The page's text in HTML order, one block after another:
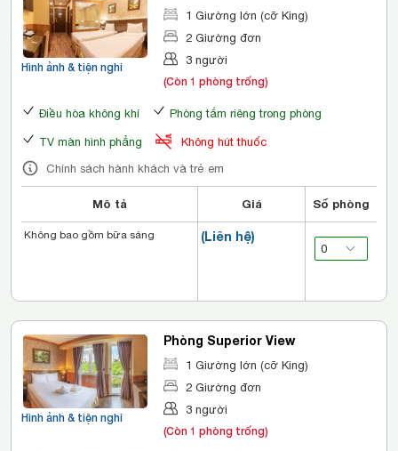
Hình ảnh & tiện nghi
1 Giường lớn (cỡ King)
2 Giường đơn
3 người
(Còn 1 phòng trống)
Điều hòa không khí Phòng tắm riêng trong phòng
TV màn hình phẳng
Không hút thuốc
Chính sách hành khách và trẻ em
Mô tả Giá Số phòng
(Liên hệ)
Không bao gồm bữa sáng
Hình ảnh & tiện nghi
Phòng Superior View
1 Giường lớn (cỡ King)
2 Giường đơn
3 người
(Còn 1 phòng trống)